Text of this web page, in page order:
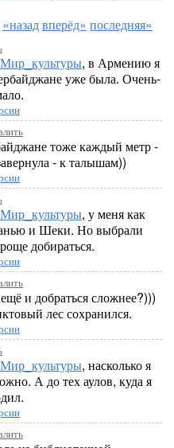
«назадвперёд» последняя»
Мир_культуры, в Армению я
уже была. Очень-
тоже каждый метр -
- к талышам))
Мир_культуры, у меня как
и Шеки. Но выбрали
добираться.
и добраться сложнее?)))
лес сохранился.
Мир_культуры, насколько я
А до тех аулов, куда я